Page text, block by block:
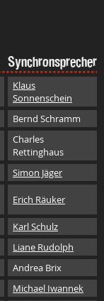
Synchronsprecher
Klaus
Sonnenschein
Bernd Schramm
Charles
Rettinghaus
Simon Jäger
Erich Räuker
Karl Schulz
Liane Rudolph
Andrea Brix
Michael Iwannek